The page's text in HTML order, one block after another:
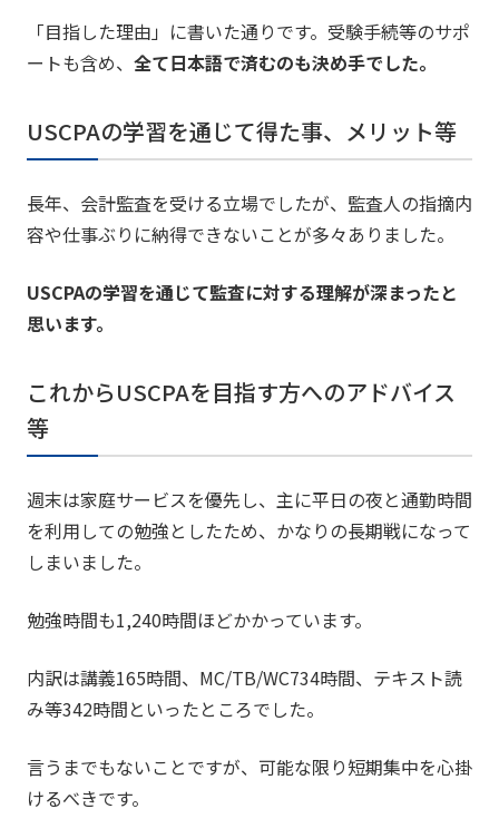
「目指した理由」に書いた通りです。受験手続等のサポ
ートも含め、 全て日本語で済むのも決め手でした。
USCPAの学習を通じて得た事、メリット等
長年、会計監査を受ける立場でしたが、監査人の指摘内
容や仕事ぶりに納得できないことが多々ありました。
USCPAの学習を通じて監査に対する理解が深まったと
思います。
これからUSCPAを目指す方へのアドバイス
等
週末は家庭サービスを優先し、主に平日の夜と通勤時間
を利用しての勉強としたため、かなりの長期戦になって
しまいました。
勉強時間も1,240時間ほどかかっています。
内訳は講義165時間、MC/TB/WC734時間、テキスト読
み等342時間といったところでした。
言うまでもないことですが、可能な限り短期集中を心掛
けるべきです。